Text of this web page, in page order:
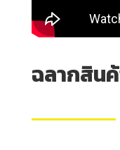
ฉลากสิน